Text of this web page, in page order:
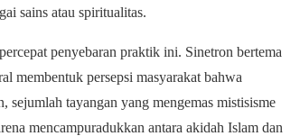
sains atau spiritualitas.
penyebaran praktik ini. Sinetron bertema
membentuk persepsi masyarakat bahwa
sejumlah tayangan yang mengemas mistisisme
mencampuradukkan antara akidah Islam dan